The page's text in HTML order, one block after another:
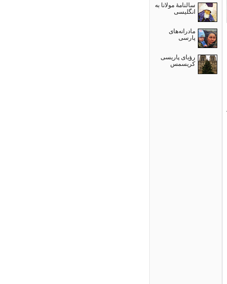
سالنامۀ مولانا به
انگلیسی
مادرانه‌های
پارسی
رؤیای پاریسی
کریسمس